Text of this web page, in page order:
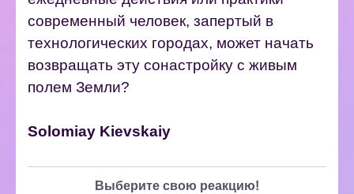
современный человек, запертый в
технологических городах, может начать
возвращать эту сонастройку с живым
полем Земли?
Solomiay Kievskaiy
Выберите свою реакцию!